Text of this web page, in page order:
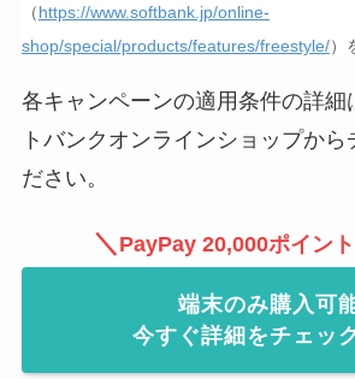
（https://www.softbank.jp/online-
shop/special/products/features/freestyle/）
各キャンペーンの適用条件の詳細
トバンクオンラインショップから
ださい。
＼ PayPay 20,000ポイン
端末のみ購入可
今すぐ詳細をチェッ